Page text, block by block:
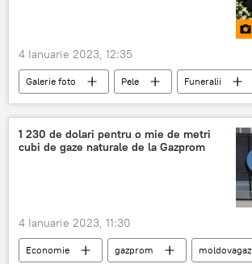
4 Ianuarie 2023, 12:35
Galerie foto Pele
Funeralii
Brazilia
fotbal sport, club
1 230 de dolari pentru o mie de metri
cubi de gaze naturale de la Gazprom
4 Ianuarie 2023, 11:30
Economie gazprom
moldovagaz